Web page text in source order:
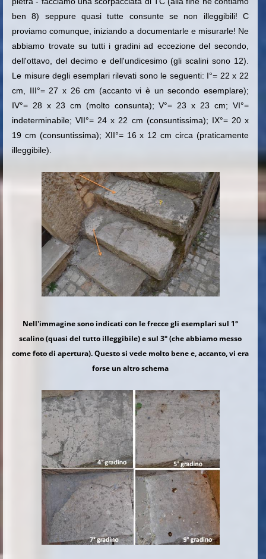
ben 8) seppure quasi tutte consunte se non illeggibili! C
proviamo comunque, iniziando a documentarle e misurarle! Ne
abbiamo trovate su tutti i gradini ad eccezione del secondo,
dell'ottavo, del decimo e dell'undicesimo (gli scalini sono 12).
Le misure degli esemplari rilevati sono le seguenti: I°= 22 x 22
cm, III°= 27 x 26 cm (accanto vi è un secondo esemplare);
IV°= 28 x 23 cm (molto consunta); V°= 23 x 23 cm; VI°=
indeterminabile; VII°= 24 x 22 cm (consuntissima); IX°= 20 x
19 cm (consuntissima); XII°= 16 x 12 cm circa (praticamente
illeggibile).
Nell'immagine sono indicati con le frecce gli esemplari sul 1°
scalino (quasi del tutto illeggibile) e sul 3° (che abbiamo messo
come foto di apertura). Questo si vede molto bene e, accanto, vi era
forse un altro schema